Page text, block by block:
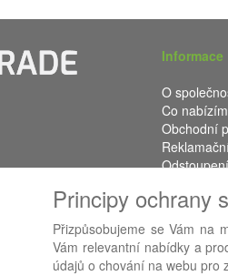
Informace
O
Co
Obchodní
Používáme
Principy ochrany
Přizpůsobujeme se Vám na
Vám relevantní nabídky a
údajů o chování na webu pro